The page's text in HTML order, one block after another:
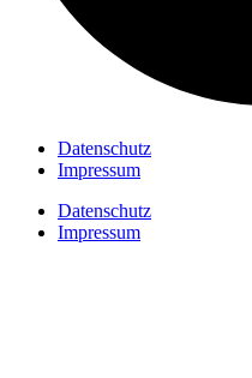
Datenschutz
Impressum
Datenschutz
Impressum